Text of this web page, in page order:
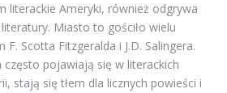
literackie Ameryki, również odgrywa
Miasto to gościło wielu
Scotta Fitzgeralda i J.D. Salingera.
często pojawiają się w literackich
stają się tłem dla licznych powieści i